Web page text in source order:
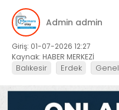
Admin admin
Giriş: 01-07-2026 12:27
Kaynak: HABER MERKEZİ
Balıkesir Erdek Genel